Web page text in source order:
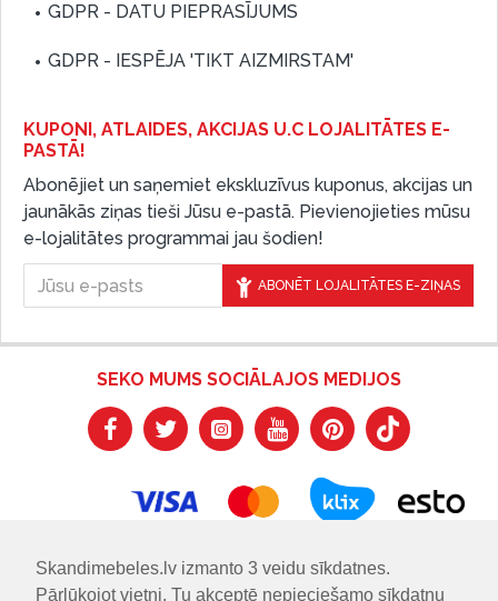
Skandimebeles.lv izmanto 3 veidu sīkdatnes.
Pārlūkojot vietni, Tu akceptē nepieciešamo sīkdatņu
GDPR - DATU PIEPRASĪJUMS
GDPR - IESPĒJA 'TIKT AIZMIRSTAM'
KUPONI, ATLAIDES, AKCIJAS U.C LOJALITĀTES E-
PASTĀ!
Abonējiet un saņemiet ekskluzīvus kuponus, akcijas un
jaunākās ziņas tieši Jūsu e-pastā. Pievienojieties mūsu
e-lojalitātes programmai jau šodien!
ABONĒT LOJALITĀTES E-ZIŅAS
SEKO MUMS SOCIĀLAJOS MEDIJOS